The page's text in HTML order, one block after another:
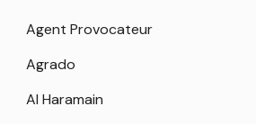
Agent Provocateur
Agrado
Al Haramain